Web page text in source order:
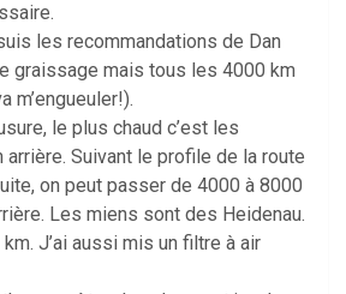
les recommandations de Dan
graissage mais tous les 4000 km
m’engueuler!).
le plus chaud c’est les
Suivant le profile de la route
on peut passer de 4000 à 8000
Les miens sont des Heidenau.
J’ai aussi mis un filtre à air